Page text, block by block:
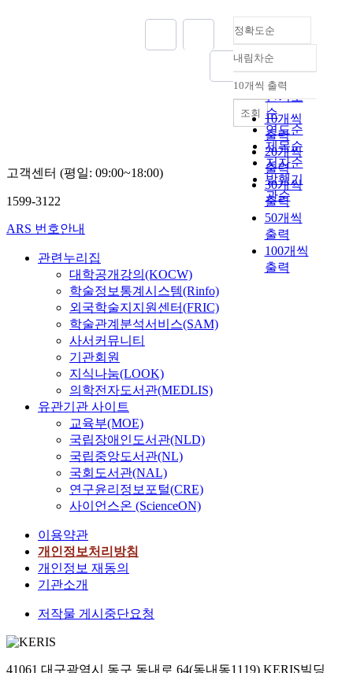
정확도순
정확도
순
인기도
순
연도순
제목순
저자순
발행기
관순
내림차순
내림차순
10개씩 출력
10개씩
출력
20개씩
출력
30개씩
출력
50개씩
출력
100개씩
출력
조회
고객센터 (평일: 09:00~18:00)
1599-3122
ARS 번호안내
관련누리집
대학공개강의(KOCW)
학술정보통계시스템(Rinfo)
외국학술지지원센터(FRIC)
학술관계분석서비스(SAM)
사서커뮤니티
기관회원
지식나눔(LOOK)
의학전자도서관(MEDLIS)
유관기관 사이트
교육부(MOE)
국립장애인도서관(NLD)
국립중앙도서관(NL)
국회도서관(NAL)
연구윤리정보포털(CRE)
사이언스온 (ScienceON)
이용약관
개인정보처리방침
개인정보 재동의
기관소개
저작물 게시중단요청
41061 대구광역시 동구 동내로 64(동내동1119) KERIS빌딩